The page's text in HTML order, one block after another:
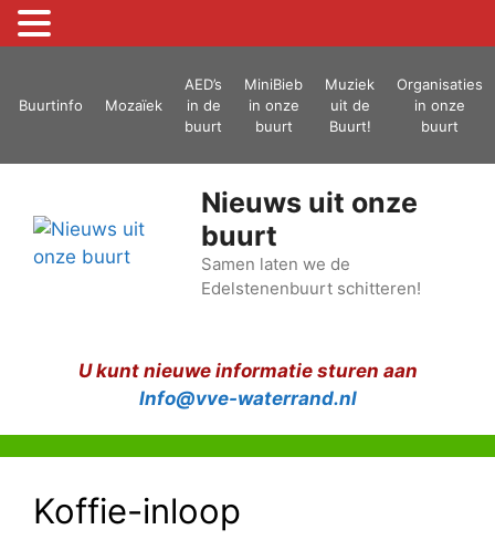
deBuurtinfo Mozaïek
AED’s
in de
buurt
MiniBieb
in onze
buurt
Muziek
uit de
Buurt!
Organisaties
in onze
buurt
Nieuws uit onze
buurt
Samen laten we de
Edelstenenbuurt schitteren!
U kunt nieuwe informatie sturen aan
Info@vve-waterrand.nl
Koffie-inloop